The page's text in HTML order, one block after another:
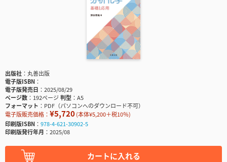
出版社
丸善出版
電子版ISBN
電子版発売日
2025/08/29
ページ数
192ページ判型
A5
フォーマット
PDF（パソコンへのダウンロード不可）
電子版販売価格： ¥5,720(本体¥5,200＋税10％)
印刷版ISBN
978-4-621-30902-5
印刷版発行年月
2025/08
カートに入れる